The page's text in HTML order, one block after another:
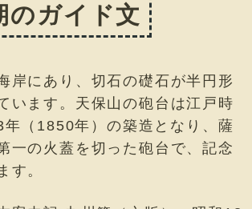
のガイド文
岸にあり、切石の礎石が半円形
います。天保山の砲台は江戸時
年（1850年）の築造となり、薩
一の火蓋を切った砲台で、記念
す。